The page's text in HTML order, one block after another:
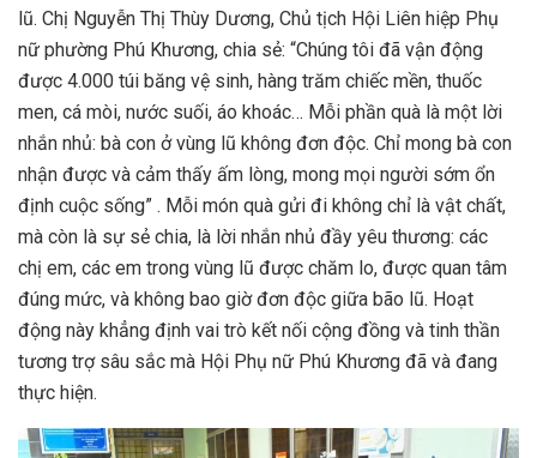
lũ. Chị Nguyễn Thị Thùy Dương, Chủ tịch Hội Liên hiệp Phụ
nữ phường Phú Khương, chia sẻ: “Chúng tôi đã vận động
được 4.000 túi băng vệ sinh, hàng trăm chiếc mền, thuốc
men, cá mòi, nước suối, áo khoác… Mỗi phần quà là một lời
nhắn nhủ: bà con ở vùng lũ không đơn độc. Chỉ mong bà con
nhận được và cảm thấy ấm lòng, mong mọi người sớm ổn
định cuộc sống” . Mỗi món quà gửi đi không chỉ là vật chất,
mà còn là sự sẻ chia, là lời nhắn nhủ đầy yêu thương: các
chị em, các em trong vùng lũ được chăm lo, được quan tâm
đúng mức, và không bao giờ đơn độc giữa bão lũ. Hoạt
động này khẳng định vai trò kết nối cộng đồng và tinh thần
tương trợ sâu sắc mà Hội Phụ nữ Phú Khương đã và đang
thực hiện.